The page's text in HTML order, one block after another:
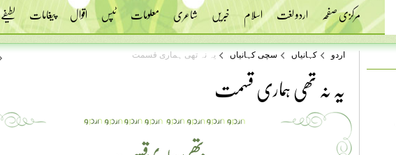
مرکزی صفحہ اردو لغت اسلام خبریں شاعری معلومات ٹپس اقوال پیغامات لطیفے
اردو کہانیاں سچی کہانیاں یہ نہ تھی ہماری قسمت
یہ نہ تھی ہماری قسمت